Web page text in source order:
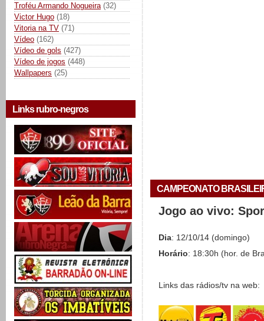
Troféu Armando Nogueira (32)
Victor Hugo (18)
Vitoria na TV (71)
Vídeo (162)
Vídeo de gols (427)
Vídeo de jogos (448)
Wallpapers (25)
Links rubro-negros
CAMPEONATO
Jogo ao vivo:
Dia: 12/10/14 (domingo)
Horário: 18:30h (hor. de
Links das rádios/tv na web: